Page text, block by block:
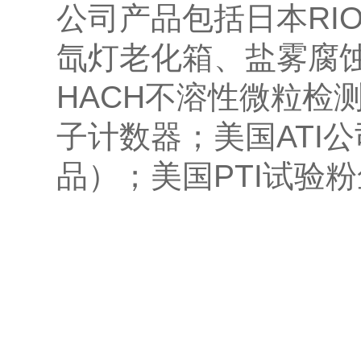
公司产品包括 日本
氙灯老化箱、盐雾腐
HACH不溶性微粒检
子计数器；美国ATI
品）；美国PTI试验